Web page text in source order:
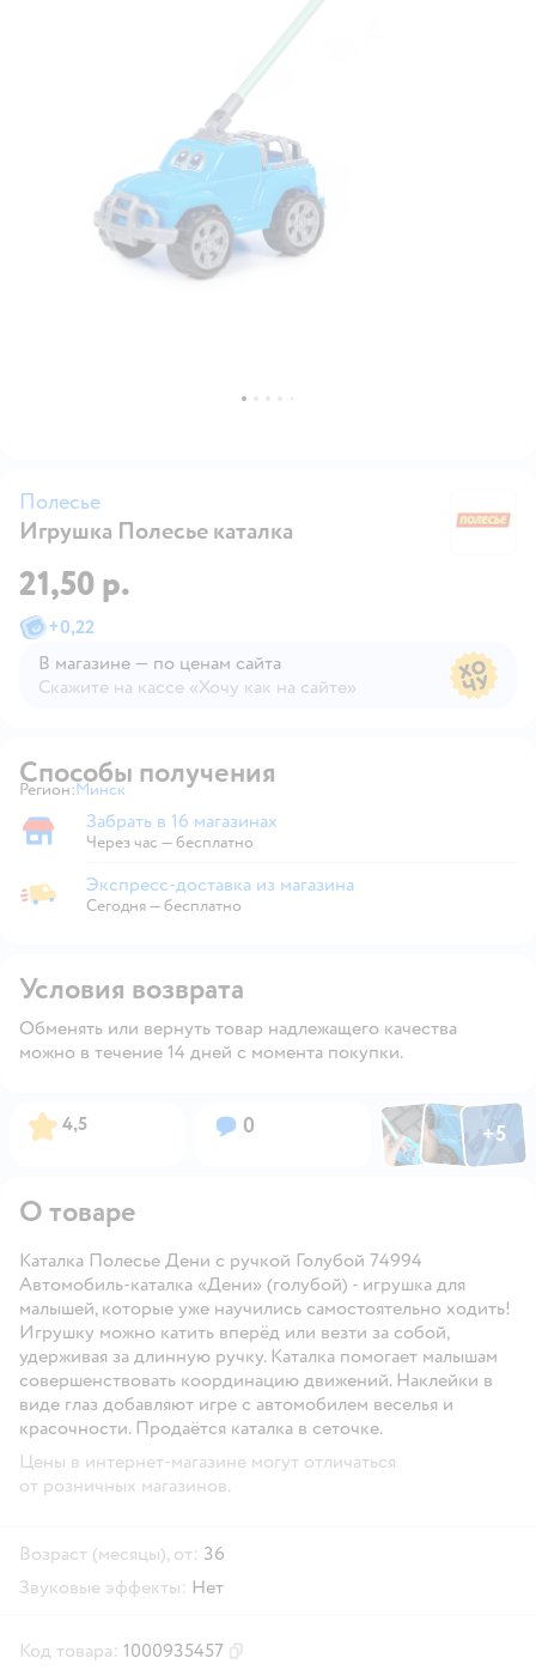
Полесье
Игрушка Полесье каталка
21,50 р.
+0,22
В магазине — по ценам сайта
Скажите на кассе «Хочу как на сайте»
Способы получения
Регион: Выбор адреса доставки.
Минск
Забрать в магазине
Забрать в 16 магазинах
Через час — бесплатно
Экспресс-доставка из магазина
Экспресс-доставка из магазина
Сегодня—бесплатно
Условия возврата
Обменять или вернуть товар надлежащего качества
можно в течение 14 дней с момента покупки.
Рейтинг:
4,5 Вопросов:
0 ФотоФотоФото
+5
Открыть
О товаре
Каталка Полесье Дени с ручкой Голубой 74994
Автомобиль-каталка «Дени» (голубой) - игрушка для
малышей, которые уже научились самостоятельно ходить!
Игрушку можно катить вперёд или везти за собой,
удерживая за длинную ручку. Каталка помогает малышам
совершенствовать координацию движений. Наклейки в
виде глаз добавляют игре с автомобилем веселья и
красочности. Продаётся каталка в сеточке.
Цены в интернет-магазине могут отличаться
от розничных магазинов.
Возраст (месяцы), от: 36
Звуковые эффекты: Нет
Код товара: 1000935457